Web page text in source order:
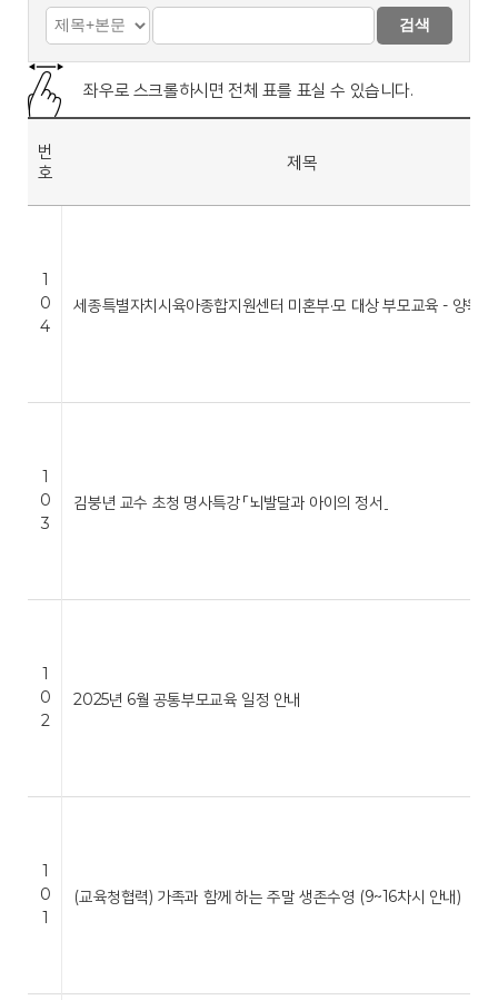
검색
좌우로 스크롤하시면 전체 표를 표실 수 있습니다.
번
호
제목
1
0
4
세종특별자치시육아종합지원센터 미혼부·모 대상 부모교육 - 양육
1
0
3
김붕년 교수 초청 명사특강 「뇌발달과 아이의 정서」
1
0
2
2025년 6월 공통부모교육 일정 안내
1
0
1
(교육청협력) 가족과 함께 하는 주말 생존수영 (9~16차시 안내)